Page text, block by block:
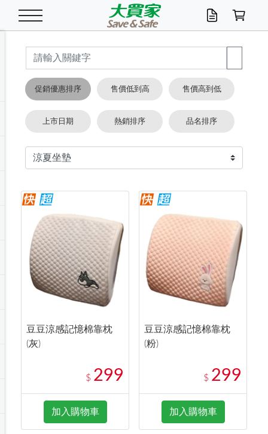
米/五穀/濃湯 米/糙米
五穀/南北貨
湯類/湯塊
油/調味料
食用油
醬油.油膏.蠔油
泡麵 / 麵條
包麵
碗麵/義大利麵
麵條/快煮麵/米粉
魚罐
醬菜/玉米罐
點心罐
休閒零嘴 初一十五拜拜懶
零嘴
堅果/海苔
美味餅乾
餅乾
糕餅/點心
糖果/巧克力
糖果/蜜餞/果凍
巧克力
茶飲料
果汁咖啡
碳酸/礦泉水
機能飲料
箱購飲料
養生保健/常備品 雞精/飲品
機能保健
▶保健品牌推薦
奶粉/穀麥片
奶粉
麥片/玉米片
沖調穀粉/隨手包
特色茶品
綠茶
紅茶
奶茶/花草茶
黑糖桂圓/蜂蜜醋
即溶咖啡
咖啡豆/粉/濾掛
可可/糖/奶精
沐浴乳香皂 沐浴乳
香皂/洗手乳
美髮造型
洗髮/護髮
造型髮品
口腔清潔
牙 刷
牙膏/漱口水
潔顏產品
卸妝/粉刺調理
開架/身體保養
臉部保養
面/眼膜
鍋具/飲水/廚房 鍋具/餐具
保鮮/微波
掃除用具/照明/五金
掃除/清潔用具
洗衣/曬衣用具
電池/延長線
修繕/五金/祭祀
傢飾/收納/衛浴
寢具/家具
收納用品
衛浴/毛巾
寵物食品
寵物清潔/百貨
衛生紙/濕巾 抽取衛生紙/濕巾
廚房紙巾/平版/
箱購免運區
衣物清潔
洗衣精
洗衣粉/皂
漂白水/柔軟精
居家清潔
廚房/餐具清潔
浴廁/水管清潔
居家清潔/除濕芳
衛生棉
成人/嬰兒紙尿褲
箱購免運區
嬰兒尿布
成人紙尿褲
廚房家電 料理鍋具
烤箱/微波/電磁爐
快煮壺/烘碗機
季節家電
除濕/清淨機
風扇/防蚊家電
生活家電
除塵家電
美容家電
電腦周邊
數位週邊
手機/平板周邊
文具/辦公用品 文具用品
辦公文具/收納
玩具/擺設小物
汽機車百貨
機車/腳踏車百貨
汽車百貨
休閒/運動
戶外/休閒用品
健身/按摩/瑜珈
測量/護具/其他
服飾內著
配件
男/女/機能包
冷凍免運 生鮮食品
調理食品
箱購免運
食品免運
清潔用品免運
居家/汽百用品
主題專區
季節活動
店長推薦
這夏不怕熱
促銷優惠排序 售價低到高 售價高到低
上市日期 熱銷排序 品名排序
豆豆涼感記憶棉靠枕
(灰)
$ 299
加入購物車
豆豆涼感記憶棉靠枕
(粉)
$ 299
加入購物車